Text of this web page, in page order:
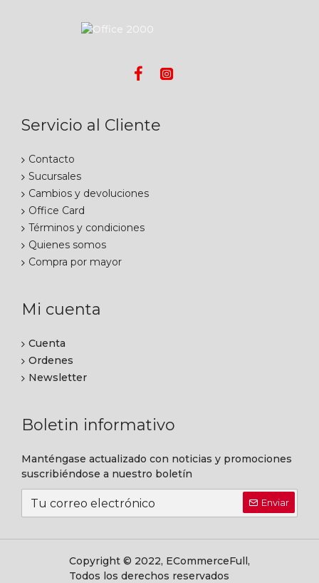
Servicio al Cliente
Contacto
Sucursales
Cambios y devoluciones
Office Card
Términos y condiciones
Quienes somos
Compra por mayor
Mi cuenta
Cuenta
Ordenes
Newsletter
Boletin informativo
Manténgase actualizado con noticias y promociones
suscribiéndose a nuestro boletín
Enviar
Copyright © 2022, ECommerceFull,
Todos los derechos reservados